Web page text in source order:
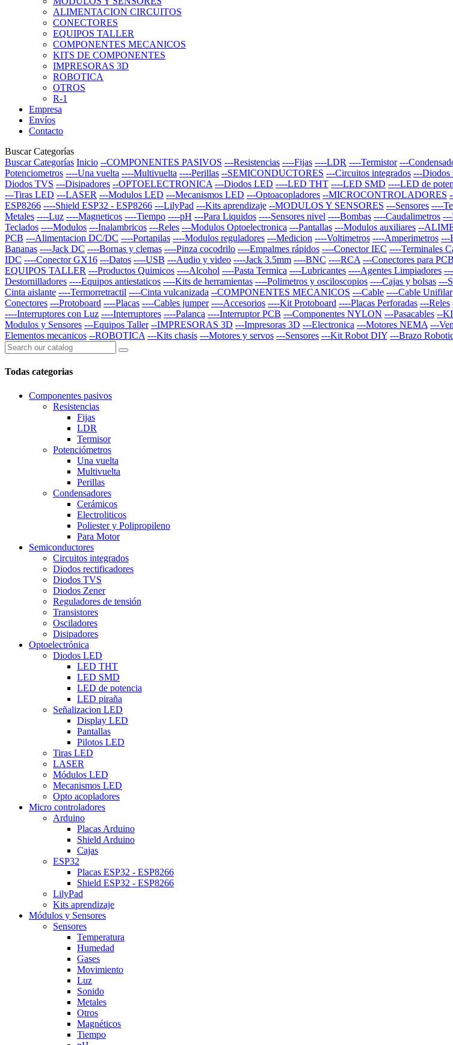
ALIMENTACION CIRCUITOS
CONECTORES
EQUIPOS TALLER
COMPONENTES MECANICOS
KITS DE COMPONENTES
IMPRESORAS 3D
ROBOTICA
OTROS
R-1
Empresa
Envíos
Contacto
Buscar Categorías
Buscar Categorías Inicio --COMPONENTES PASIVOS ---Resistencias ----Fijas ----LDR ----Termistor ---
Potenciometros ----Una vuelta ----Multivuelta ----Perillas --SEMICONDUCTORES ---Circuitos integrados ---Diodos
Diodos TVS ---Disipadores --OPTOELECTRONICA ---Diodos LED ----LED THT ----LED SMD ----LED de
---Tiras LED ---LASER ---Modulos LED ---Mecanismos LED ---Optoacopladores --MICROCONTROLADORES
ESP8266 ----Shield ESP32 - ESP8266 ---LilyPad ---Kits aprendizaje --MODULOS Y SENSORES ---Sensores ----
Metales ----Luz ----Magneticos ----Tiempo ----pH ---Para Liquidos ----Sensores nivel ----Bombas ----Caudalimetros
Teclados ----Modulos ---Inalambricos ---Reles ---Modulos Optoelectronica ---Pantallas ---Modulos auxiliares --
PCB ---Alimentacion DC/DC ----Portapilas ----Modulos reguladores ---Medicion ----Voltimetros ----Amperimetros ---
Bananas ----Jack DC ----Bornas y clemas ----Pinza cocodrilo ----Empalmes rápidos ----Conector IEC ----Terminales
IDC ----Conector GX16 ---Datos ----USB ---Audio y video ----Jack 3.5mm ----BNC ----RCA ---Conectores para PCB
EQUIPOS TALLER ---Productos Quimicos ----Alcohol ----Pasta Termica ----Lubricantes ----Agentes Limpiadores
Destornilladores ----Equipos antiestaticos ----Kits de herramientas ----Polimetros y osciloscopios ----Cajas y bolsas ---
Cinta aislante ----Termorretractil ----Cinta vulcanizada --COMPONENTES MECANICOS ---Cable ----Cable Unifilar
Conectores ---Protoboard ----Placas ----Cables jumper ----Accesorios ----Kit Protoboard ----Placas Perforadas ---Reles
----Interruptores con Luz ----Interruptores ----Palanca ----Interruptor PCB ---Componentes NYLON ---Pasacables --
Modulos y Sensores ---Equipos Taller --IMPRESORAS 3D ---Impresoras 3D ---Electronica ---Motores NEMA ---
Elementos mecanicos --ROBOTICA ---Kits chasis ---Motores y servos ---Sensores ---Kit Robot DIY ---Brazo
Todas categorias
Componentes pasivos
Resistencias
Fijas
LDR
Termisor
Potenciómetros
Una vuelta
Multivuelta
Perillas
Condensadores
Cerámicos
Electroliticos
Poliester y Polipropileno
Para Motor
Semiconductores
Circuitos integrados
Diodos rectificadores
Diodos TVS
Diodos Zener
Reguladores de tensión
Transistores
Osciladores
Disipadores
Optoelectrónica
Diodos LED
LED THT
LED SMD
LED de potencia
LED piraña
Señalizacion LED
Display LED
Pantallas
Pilotos LED
Tiras LED
LASER
Módulos LED
Mecanismos LED
Opto acopladores
Micro controladores
Arduino
Placas Arduino
Shield Arduino
Cajas
ESP32
Placas ESP32 - ESP8266
Shield ESP32 - ESP8266
LilyPad
Kits aprendizaje
Módulos y Sensores
Sensores
Temperatura
Humedad
Gases
Movimiento
Luz
Sonido
Metales
Otros
Magnéticos
Tiempo